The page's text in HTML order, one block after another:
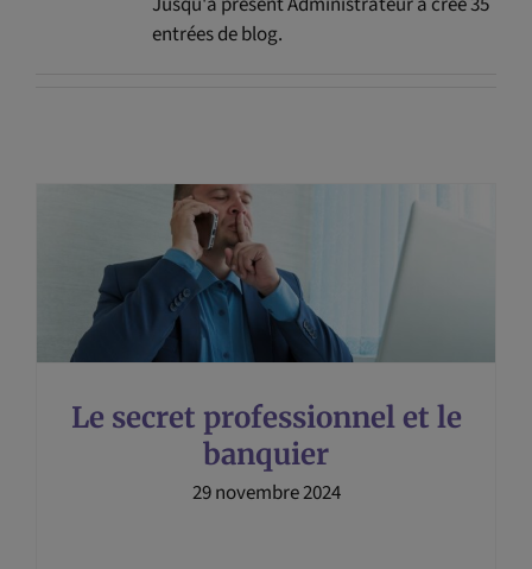
entrées de blog.
Le secret professionnel et le
banquier
29 novembre 2024